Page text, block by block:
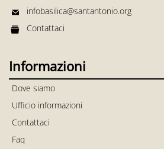
infobasilica@santantonio.org
Contattaci
Informazioni
Dove siamo
Ufficio informazioni
Contattaci
Faq